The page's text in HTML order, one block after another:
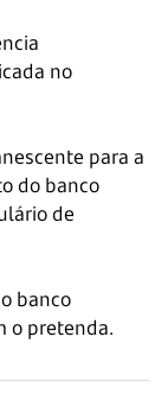
no
para a
do banco
de
banco
o pretenda.